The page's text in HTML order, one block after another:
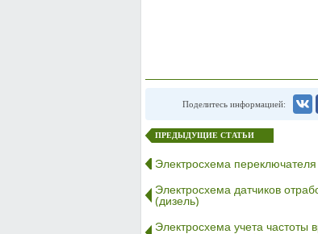
Поделитесь информацией:
ПРЕДЫДУЩИЕ СТАТЬИ
Электросхема переключателя
Электросхема датчиков
(дизель)
Электросхема учета частоты